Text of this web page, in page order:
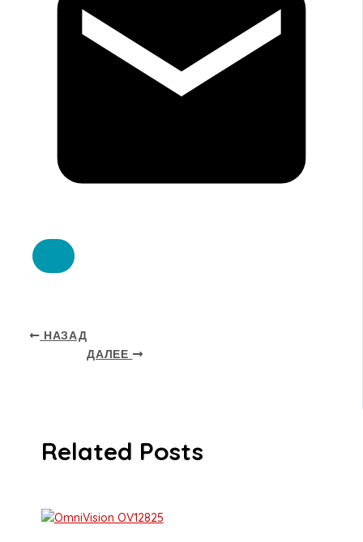
НАЗАД
ДАЛЕЕ
Related Posts